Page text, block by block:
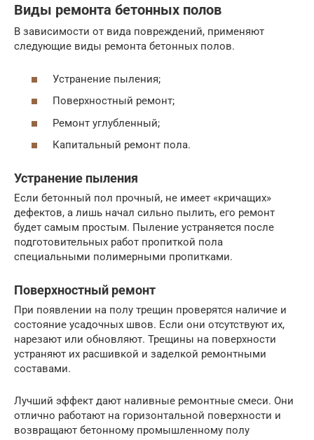
Виды ремонта бетонных полов
В зависимости от вида повреждений, применяют
следующие виды ремонта бетонных полов.
Устранение пыления;
Поверхностный ремонт;
Ремонт углубленный;
Капитальный ремонт пола.
Устранение пыления
Если бетонный пол прочный, не имеет «кричащих»
дефектов, а лишь начал сильно пылить, его ремонт
будет самым простым. Пыление устраняется после
подготовительных работ пропиткой пола
специальными полимерными пропитками.
Поверхностный ремонт
При появлении на полу трещин проверятся наличие и
состояние усадочных швов. Если они отсутствуют их,
нарезают или обновляют. Трещины на поверхности
устраняют их расшивкой и заделкой ремонтными
составами.
Лучший эффект дают наливные ремонтные смеси. Они
отлично работают на горизонтальной поверхности и
возвращают бетонному промышленному полу